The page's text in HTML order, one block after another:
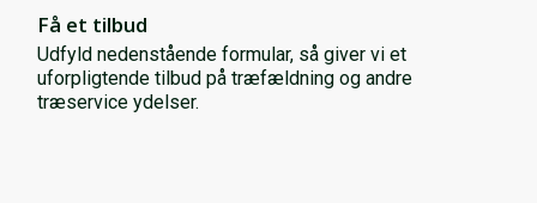
Få et tilbud
Udfyld nedenstående formular, så giver vi et
uforpligtende tilbud på træfældning og andre
træservice ydelser.